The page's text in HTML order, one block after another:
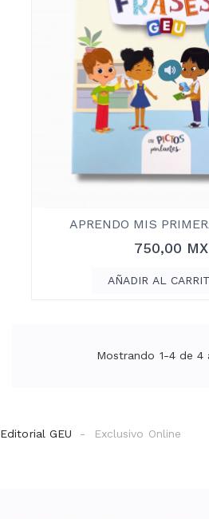
APRENDO MIS
Precio
750,00
AÑADIR AL
Mostrando 1-4 de 4
Editorial GEU Exclusivo Online